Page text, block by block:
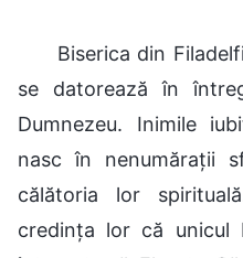
Biserica din
se datorează în
Dumnezeu. Inimile
nasc în nenumărații
călătoria lor
credința lor că unicul